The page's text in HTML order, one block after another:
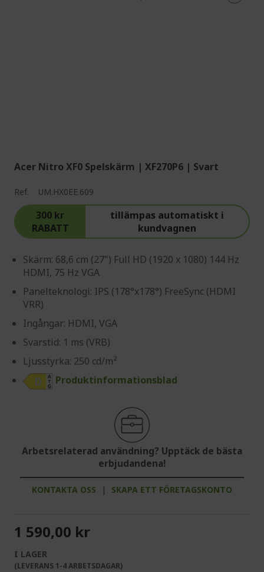
Acer Nitro XF0 Spelskärm | XF270P6 | Svart
Ref. UM.HX0EE.609
300 kr
RABATT
tillämpas automatiskt i
kundvagnen
Skärm: 68,6 cm (27") Full HD (1920 x 1080) 144 Hz
HDMI, 75 Hz VGA
Panelteknologi: IPS (178°x178°) FreeSync (HDMI
VRR)
Ingångar: HDMI, VGA
Svarstid: 1 ms (VRB)
Ljusstyrka: 250 cd/m²
Produktinformationsblad
Arbetsrelaterad användning? Upptäck de bästa
erbjudandena!
KONTAKTA OSS | SKAPA ETT FÖRETAGSKONTO
1 590,00 kr
I LAGER
(LEVERANS 1-4 ARBETSDAGAR)